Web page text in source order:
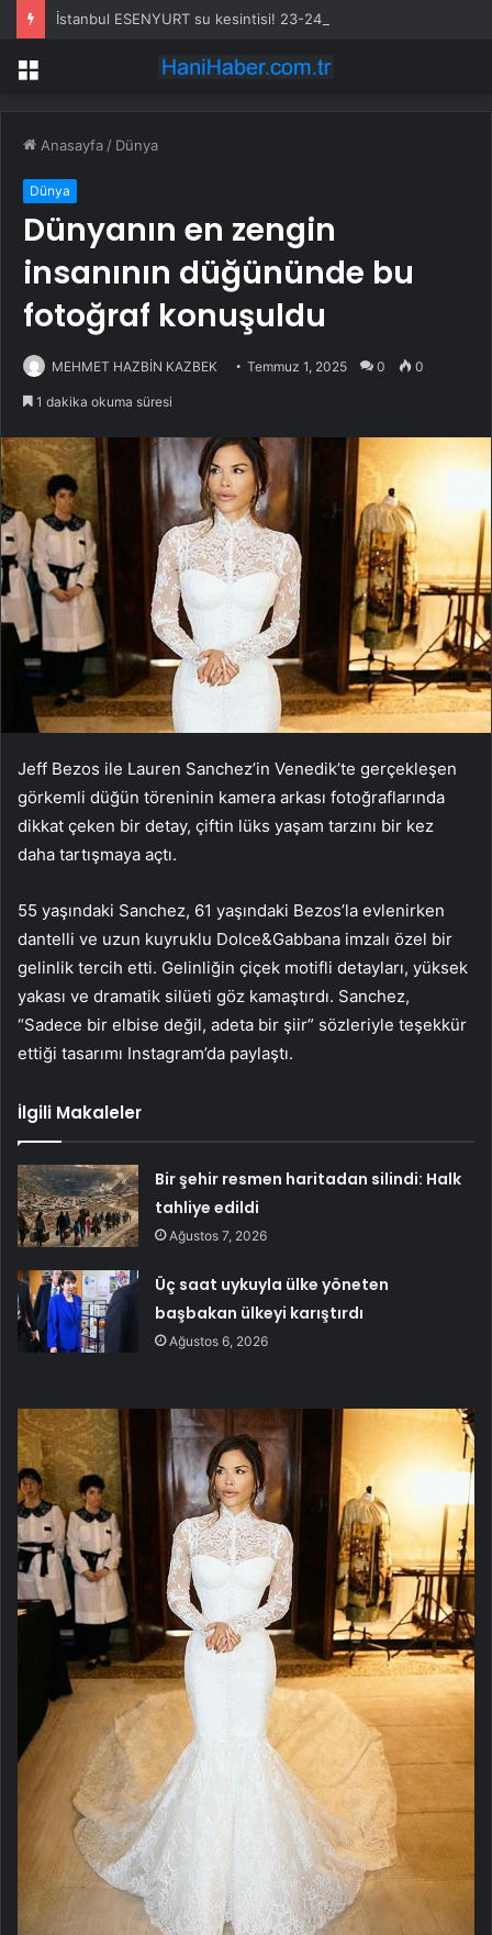
Menü
Anasayfa / Dünya
Dünya
Dünyanın en zengin
insanının düğününde bu
fotoğraf konuşuldu
MEHMET HAZBİN KAZBEK Temmuz 1, 2025 0 0
1 dakika okuma süresi
Jeff Bezos ile Lauren Sanchez’in Venedik’te gerçekleşen
görkemli düğün töreninin kamera arkası fotoğraflarında
dikkat çeken bir detay, çiftin lüks yaşam tarzını bir kez
daha tartışmaya açtı.
55 yaşındaki Sanchez, 61 yaşındaki Bezos’la evlenirken
dantelli ve uzun kuyruklu Dolce&Gabbana imzalı özel bir
gelinlik tercih etti. Gelinliğin çiçek motifli detayları, yüksek
yakası ve dramatik silüeti göz kamaştırdı. Sanchez,
“Sadece bir elbise değil, adeta bir şiir” sözleriyle teşekkür
ettiği tasarımı Instagram’da paylaştı.
İlgili Makaleler
Bir şehir resmen haritadan silindi: Halk
tahliye edildi
Ağustos 7, 2026
Üç saat uykuyla ülke yöneten
başbakan ülkeyi karıştırdı
Ağustos 6, 2026